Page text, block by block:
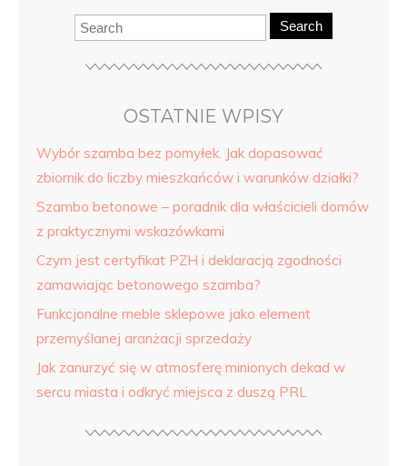
Search
OSTATNIE WPISY
Wybór szamba bez pomyłek. Jak dopasować
zbiornik do liczby mieszkańców i warunków działki?
Szambo betonowe – poradnik dla właścicieli domów
z praktycznymi wskazówkami
Czym jest certyfikat PZH i deklaracją zgodności
zamawiając betonowego szamba?
Funkcjonalne meble sklepowe jako element
przemyślanej aranżacji sprzedaży
Jak zanurzyć się w atmosferę minionych dekad w
sercu miasta i odkryć miejsca z duszą PRL